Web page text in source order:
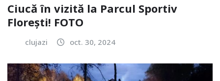
Ciucă în vizită la Parcul Sportiv
Florești! FOTO
clujazi oct. 30, 2024